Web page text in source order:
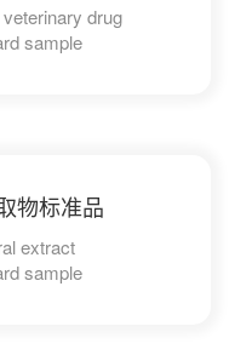
drug
sample
物标准品
extract
sample